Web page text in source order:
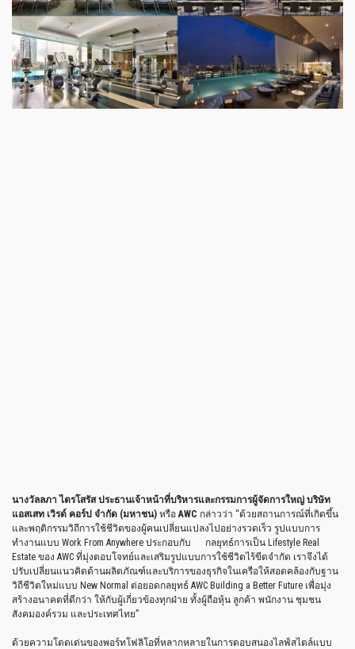
นางวัลลภา ไตรโสรัส ประธานเจ้าหน้าที่บริหารและกรรมการผู้จัดการใหญ่ บริษัท
แอสเสท เวิรด์ คอร์ป จำกัด (มหาชน) หรือ AWC กล่าวว่า “ด้วยสถานการณ์ที่เกิดขึ้น
และพฤติกรรมวิถีการใช้ชีวิตของผู้คนเปลี่ยนแปลงไปอย่างรวดเร็ว รูปแบบการ
ทำงานแบบ Work From Anywhere ประกอบกับ กลยุทธ์การเป็น Lifestyle Real
Estate ของ AWC ที่มุ่งตอบโจทย์และเสริมรูปแบบการใช้ชีวิตไร้ขีดจำกัด เราจึงได้
ปรับเปลี่ยนแนวคิดด้านผลิตภัณฑ์และบริการของธุรกิจในเครือให้สอดคล้องกับฐาน
วิถีชีวิตใหม่แบบ New Normal ต่อยอดกลยุทธ์ AWC Building a Better Future เพื่อมุ่ง
สร้างอนาคตที่ดีกว่า ให้กับผู้เกี่ยวข้องทุกฝ่าย ทั้งผู้ถือหุ้น ลูกค้า พนักงาน ชุมชน
สังคมองค์รวม และประเทศไทย”
ด้วยความโดดเด่นของพอร์ทโฟลิโอที่หลากหลายในการตอบสนองไลฟ์สไตล์แบบ